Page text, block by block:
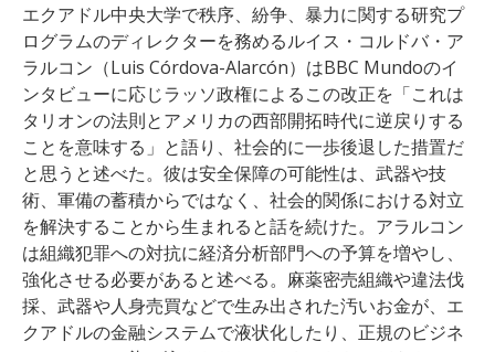
エクアドル中央大学で秩序、紛争、暴力に関する研究プ
ログラムのディレクターを務めるルイス・コルドバ・ア
ラルコン（Luis Córdova-Alarcón）はBBC Mundoのイ
ンタビューに応じラッソ政権によるこの改正を「これは
タリオンの法則とアメリカの西部開拓時代に逆戻りする
ことを意味する」と語り、社会的に一歩後退した措置だ
と思うと述べた。彼は安全保障の可能性は、武器や技
術、軍備の蓄積からではなく、社会的関係における対立
を解決することから生まれると話を続けた。アラルコン
は組織犯罪への対抗に経済分析部門への予算を増やし、
強化させる必要があると述べる。麻薬密売組織や違法伐
採、武器や人身売買などで生み出された汚いお金が、エ
クアドルの金融システムで液状化したり、正規のビジネ